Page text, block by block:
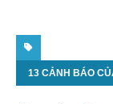
13 CẢNH BÁO